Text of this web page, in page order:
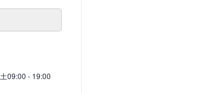
土09:00 - 19:00